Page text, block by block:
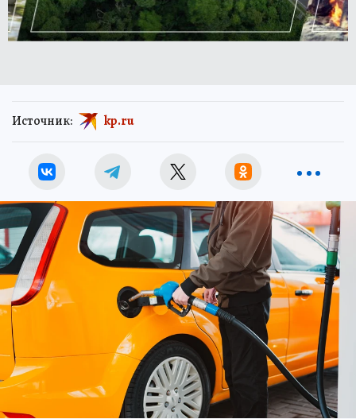
Источник: kp.ru